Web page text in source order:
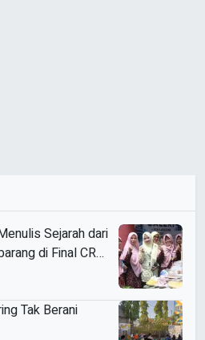
Sejarah dari
di Final CRM
Tak Berani